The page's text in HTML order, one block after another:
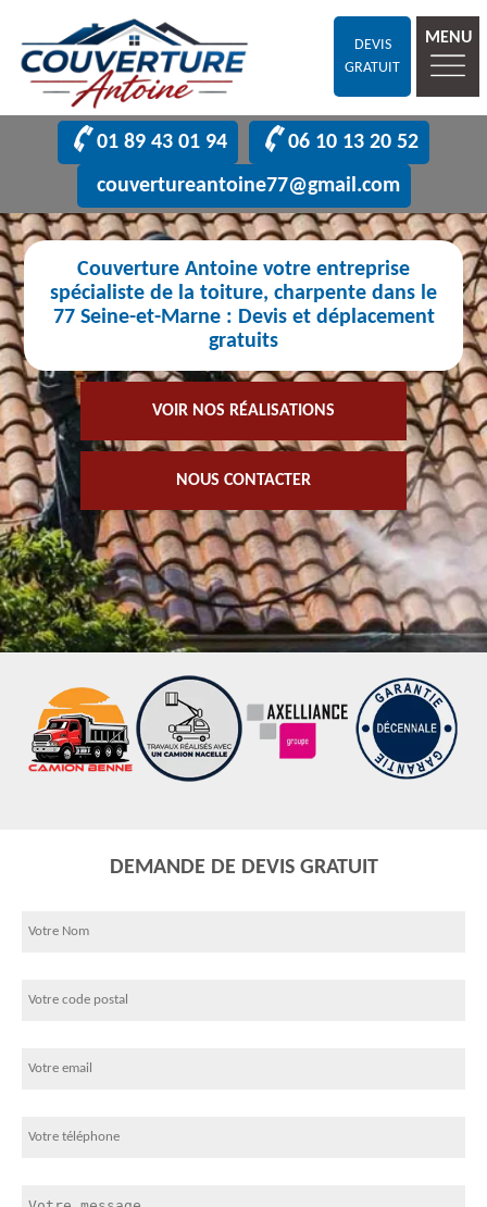
DEVIS
GRATUIT
MENU
01 89 43 01 94
06 10 13 20 52
couvertureantoine77@gmail.com
Couverture Antoine votre entreprise
spécialiste de la toiture, charpente dans le
77 Seine-et-Marne : Devis et déplacement
gratuits
VOIR NOS RÉALISATIONS
NOUS CONTACTER
DEMANDE DE DEVIS GRATUIT